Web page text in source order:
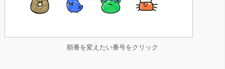
順番を変えたい番号をクリック